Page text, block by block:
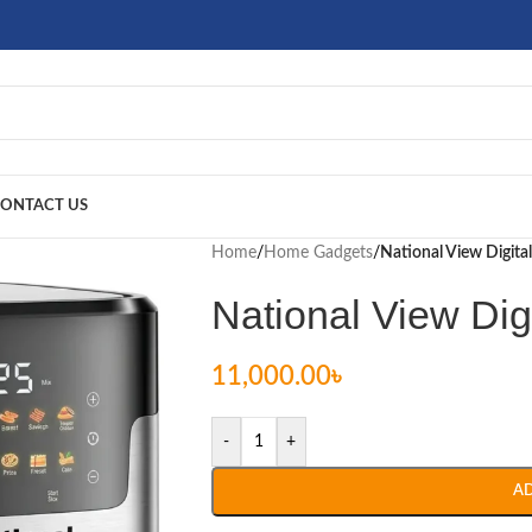
US
Home/ Home Gadgets/ National View
National View
11,000.00৳
- +